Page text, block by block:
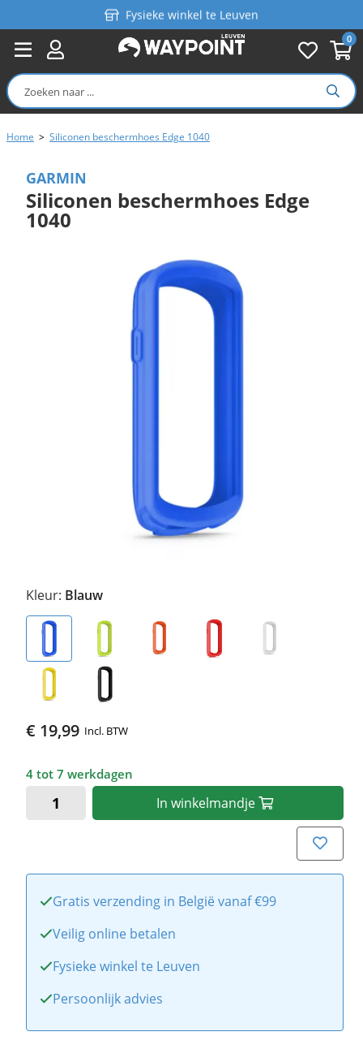
0
Fysieke winkel te Leuven
Persoonlijk advies
Gratis verzending in België vanaf €99
Home > Siliconen beschermhoes Edge 1040
GARMIN
Siliconen beschermhoes Edge
1040
Kleur: Blauw
€ 19,99 Incl. BTW
4 tot 7 werkdagen
In winkelmandje
Gratis verzending in België vanaf €99
Veilig online betalen
Fysieke winkel te Leuven
Persoonlijk advies